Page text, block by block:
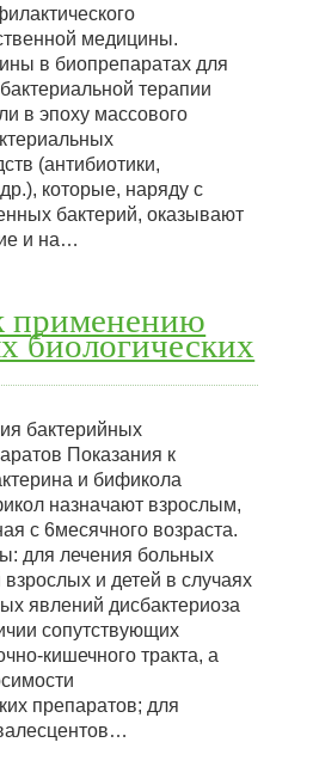
медицины.
в биопрепаратах для
терапии
в эпоху массового
(антибиотики,
которые, наряду с
бактерий, оказывают
и на…
применению
биологических
бактерийных
Показания к
и бификола
назначают взрослым,
с 6месячного возраста.
для лечения больных
и детей в случаях
явлений дисбактериоза
сопутствующих
кишечного тракта, а
препаратов; для